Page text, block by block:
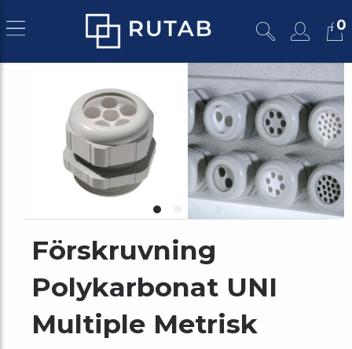
0
Förskruvning
Polykarbonat UNI
Multiple Metrisk